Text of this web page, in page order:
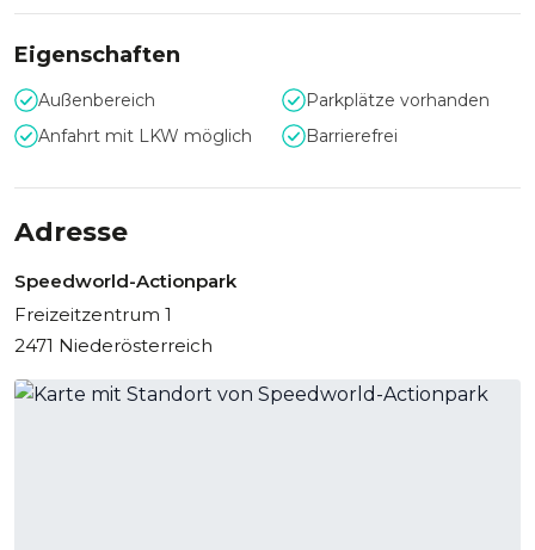
Eigenschaften
Außenbereich
Parkplätze vorhanden
Anfahrt mit LKW möglich
Barrierefrei
Adresse
Speedworld-Actionpark
Freizeitzentrum 1
2471 Niederösterreich